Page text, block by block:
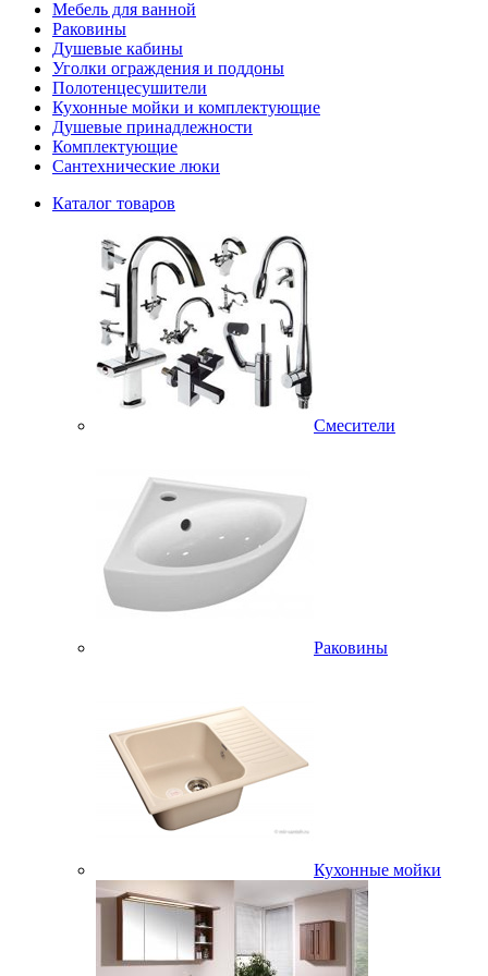
Мебель для ванной
Раковины
Душевые кабины
Уголки ограждения и поддоны
Полотенцесушители
Кухонные мойки и комплектующие
Душевые принадлежности
Комплектующие
Сантехнические люки
Каталог товаров
Смесители
Раковины
Кухонные мойки